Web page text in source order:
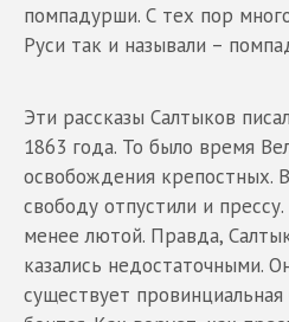
помпадурши. С тех пор
Руси так и называли –
Эти рассказы Салтыков
1863 года. То было время
освобождения крепостных.
свободу отпустили и
менее лютой. Правда,
казались недостаточными.
существует